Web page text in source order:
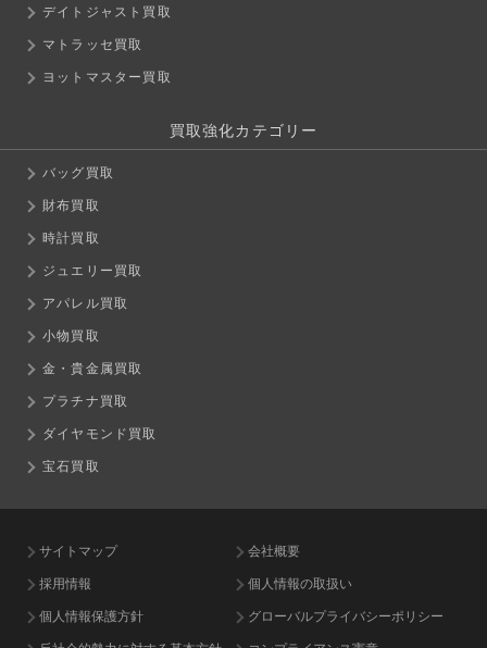
デイトジャスト買取
マトラッセ買取
ヨットマスター買取
買取強化カテゴリー
バッグ買取
財布買取
時計買取
ジュエリー買取
アパレル買取
小物買取
金・貴金属買取
プラチナ買取
ダイヤモンド買取
宝石買取
サイトマップ 会社概要
採用情報 個人情報の取扱い
個人情報保護方針 グローバルプライバシーポリシー